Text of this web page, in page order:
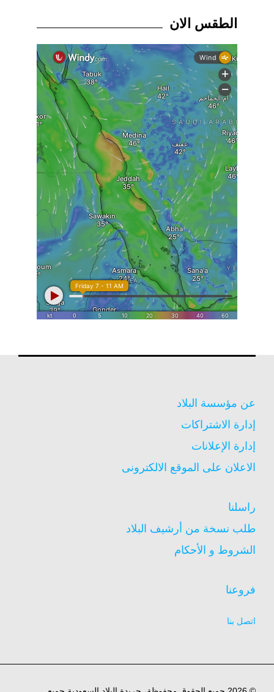
الطقس الان
عن مؤسسة البلاد
إدارة الاشتراكات
إدارة الإعلانات
الاعلان على الموقع الالكترونى
راسلنا
طلب نسخة من أرشيف البلاد
الشروط و الأحكام
فروعنا
اتصل بنا